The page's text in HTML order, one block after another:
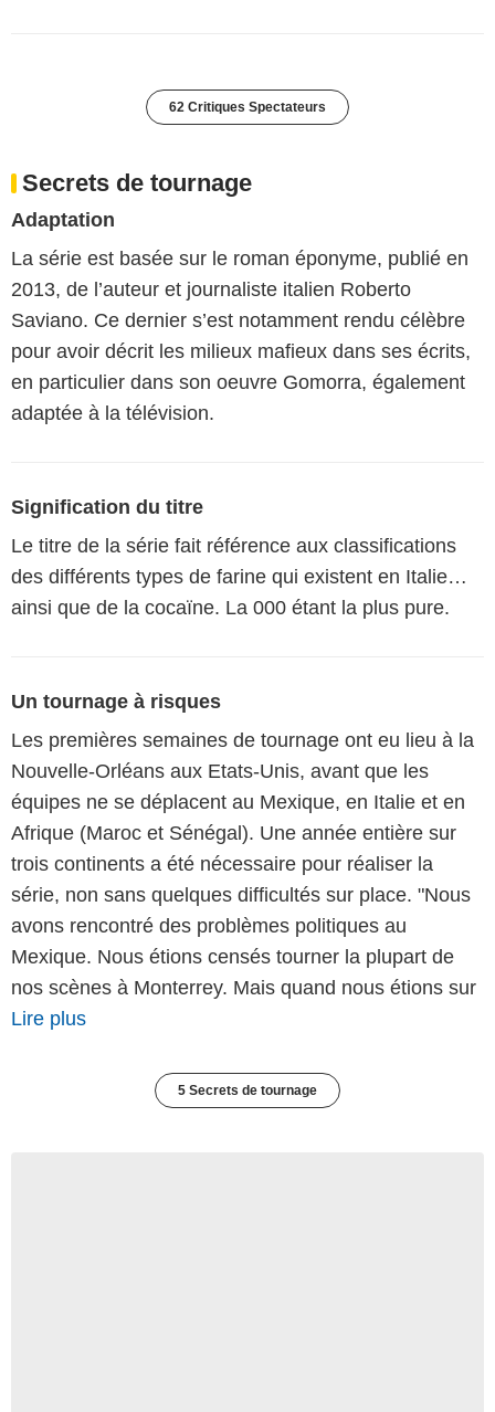
62 Critiques Spectateurs
Secrets de tournage
Adaptation
La série est basée sur le roman éponyme, publié en
2013, de l’auteur et journaliste italien Roberto
Saviano. Ce dernier s’est notamment rendu célèbre
pour avoir décrit les milieux mafieux dans ses écrits,
en particulier dans son oeuvre Gomorra, également
adaptée à la télévision.
Signification du titre
Le titre de la série fait référence aux classifications
des différents types de farine qui existent en Italie…
ainsi que de la cocaïne. La 000 étant la plus pure.
Un tournage à risques
Les premières semaines de tournage ont eu lieu à la
Nouvelle-Orléans aux Etats-Unis, avant que les
équipes ne se déplacent au Mexique, en Italie et en
Afrique (Maroc et Sénégal). Une année entière sur
trois continents a été nécessaire pour réaliser la
série, non sans quelques difficultés sur place. "Nous
avons rencontré des problèmes politiques au
Mexique. Nous étions censés tourner la plupart de
nos scènes à Monterrey. Mais quand nous étions sur
Lire plus
5 Secrets de tournage